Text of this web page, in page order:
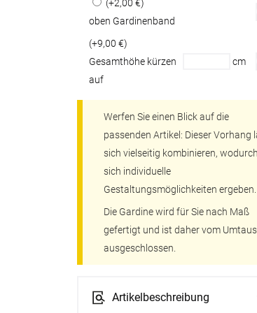
(+2,00 €)
oben Gardinenband
(+9,00 €)
Gesamthöhe kürzen
auf
cm
Werfen Sie einen Blick auf die
passenden Artikel: Dieser Vorhang
sich vielseitig kombinieren, wodurch
sich individuelle
Gestaltungsmöglichkeiten ergeben.
Die Gardine wird für Sie nach Maß
gefertigt und ist daher vom
ausgeschlossen.
Artikelbeschreibung